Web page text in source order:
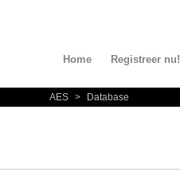
Home Registreer nu!
AES > Database